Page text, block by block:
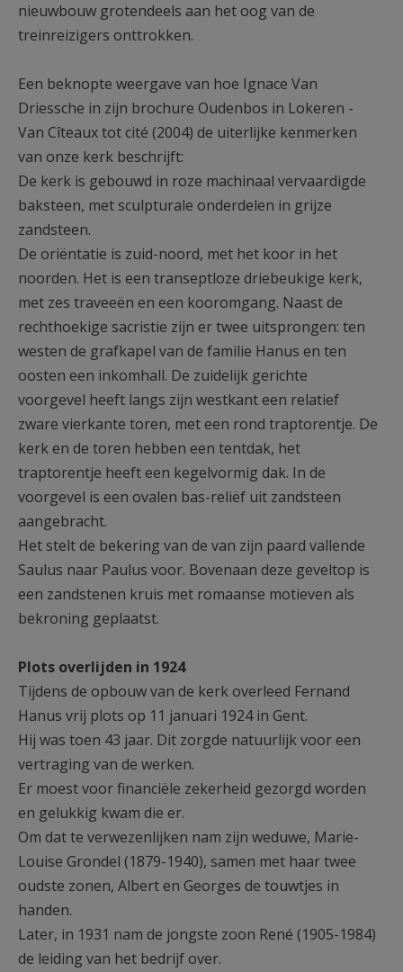
nieuwbouw grotendeels aan het oog van de
treinreizigers onttrokken.
Een beknopte weergave van hoe Ignace Van
Driessche in zijn brochure Oudenbos in Lokeren -
Van Cîteaux tot cité (2004) de uiterlijke kenmerken
van onze kerk beschrijft:
De kerk is gebouwd in roze machinaal vervaardigde
baksteen, met sculpturale onderdelen in grijze
zandsteen.
De oriëntatie is zuid-noord, met het koor in het
noorden. Het is een transeptloze driebeukige kerk,
met zes traveeën en een kooromgang. Naast de
rechthoekige sacristie zijn er twee uitsprongen: ten
westen de grafkapel van de familie Hanus en ten
oosten een inkomhall. De zuidelijk gerichte
voorgevel heeft langs zijn westkant een relatief
zware vierkante toren, met een rond traptorentje. De
kerk en de toren hebben een tentdak, het
traptorentje heeft een kegelvormig dak. In de
voorgevel is een ovalen bas-reliëf uit zandsteen
aangebracht.
Het stelt de bekering van de van zijn paard vallende
Saulus naar Paulus voor. Bovenaan deze geveltop is
een zandstenen kruis met romaanse motieven als
bekroning geplaatst.
Plots overlijden in 1924
Tijdens de opbouw van de kerk overleed Fernand
Hanus vrij plots op 11 januari 1924 in Gent.
Hij was toen 43 jaar. Dit zorgde natuurlijk voor een
vertraging van de werken.
Er moest voor financiële zekerheid gezorgd worden
en gelukkig kwam die er.
Om dat te verwezenlijken nam zijn weduwe, Marie-
Louise Grondel (1879-1940), samen met haar twee
oudste zonen, Albert en Georges de touwtjes in
handen.
Later, in 1931 nam de jongste zoon René (1905-1984)
de leiding van het bedrijf over.